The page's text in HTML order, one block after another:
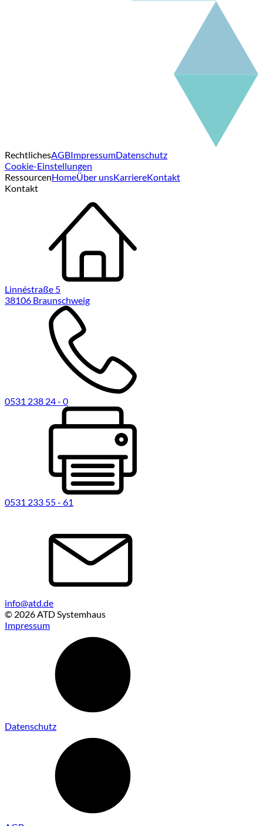
RechtlichesAGBImpressumDatenschutz
Cookie-Einstellungen
RessourcenHomeÜber unsKarriereKontakt
Kontakt
Linnéstraße 5
38106 Braunschweig
0531 238 24 - 0
0531 233 55 - 61
info@atd.de
© 2026 ATD Systemhaus
Impressum
Datenschutz